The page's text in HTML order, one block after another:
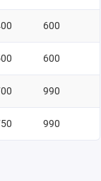
600
600
990
990